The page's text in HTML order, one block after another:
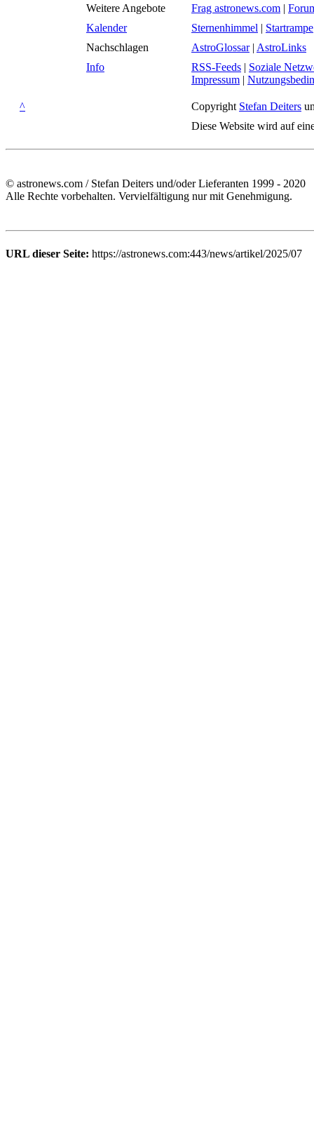
Weitere Angebote Frag astronews.com |
Kalender
Sternenhimmel | Startrampe
Nachschlagen
AstroGlossar| AstroLinks
Info
RSS-Feeds | Soziale
Impressum |
^ Copyright Stefan Deiters
Diese Website wird auf
© astronews.com / Stefan Deiters und/oder Lieferanten 1999 - 2020
Alle Rechte vorbehalten. Vervielfältigung nur mit Genehmigung.
URL dieser Seite: https://astronews.com:443/news/artikel/2025/07